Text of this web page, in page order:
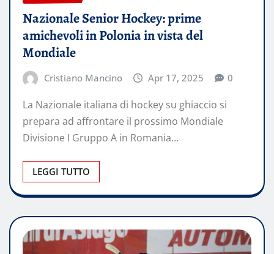
Nazionale Senior Hockey: prime
amichevoli in Polonia in vista del
Mondiale
Cristiano Mancino Apr 17, 2025 0
La Nazionale italiana di hockey su ghiaccio si
prepara ad affrontare il prossimo Mondiale
Divisione I Gruppo A in Romania…
LEGGI TUTTO